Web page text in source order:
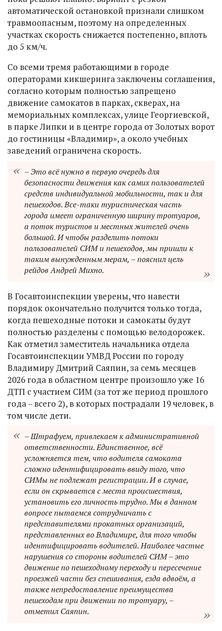
автоматической остановкой признали слишком
травмоопасным, поэтому на определенных
участках скорость снижается постепенно, вплоть
до 5 км/ч.
Со всеми тремя работающими в городе
операторами кикшеринга заключены соглашения,
согласно которым полностью запрещено
движение самокатов в парках, скверах, на
мемориальных комплексах, улице Георгиевской,
в парке Липки и в центре города от Золотых ворот
до гостиницы «Владимир», а около учебных
заведений ограничена скорость.
– Это всё нужно в первую очередь для
безопасности движения как самих пользователей
средств индивидуальной мобильности, так и для
пешеходов. Все-таки туристическая часть
города имеет ограниченную ширину тротуаров,
а поток туристов и местных жителей очень
большой. И чтобы разделить потоки
пользователей СИМ и пешеходов, мы пришли к
таким вынужденным мерам, – пояснил цель
рейдов Андрей Михно.
В Госавтоинспекции уверены, что навести
порядок окончательно получится только тогда,
когда пешеходные потоки и самокаты будут
полностью разделены с помощью велодорожек.
Как отметил заместитель начальника отдела
Госавтоинспекции УМВД России по городу
Владимиру Дмитрий Саяпин, за семь месяцев
2026 года в областном центре произошло уже 16
ДТП с участием СИМ (за тот же период прошлого
года – всего 2), в которых пострадали 19 человек, в
том числе дети.
– Штрафуем, привлекаем к административной
ответственности. Единственное, всё
усложняется тем, что водителя самоката
сложно идентифицировать ввиду того, что
СИМы не подлежат регистрации. И в случае,
если он скрывается с места происшествия,
установить его личность трудно. Мы в данном
вопросе пытаемся сотрудничать с
представителями прокатных организаций,
представленных во Владимире, для того чтобы
идентифицировать водителей. Наиболее частые
нарушения со стороны водителей СИМ – это
движение по пешеходному переходу и пересечение
проезжей части без спешивания, езда вдвоём, а
также непредоставление преимущества
пешеходам при движении по тротуару, –
отметил Саяпин.